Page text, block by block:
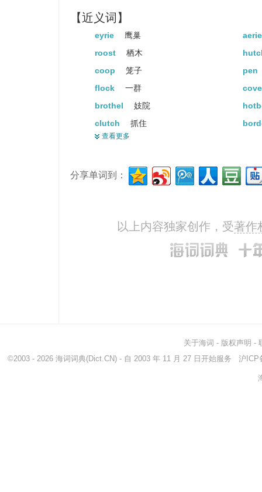
【近义词】
eyrie 鹰巢
roost
栖木
coop
笼子
pen
flock
一群
brothel
妓院
clutch
抓住
swarm
aggregation
集合
congeries
聚集体
查看更多
分享单词到：
以上内容独家创作，受著作
关于海词 - 版权声明 -
©2003 - 2026 海词词典(Dict.CN) - 自 2003 年 11 月 27 日开始服务 沪ICP